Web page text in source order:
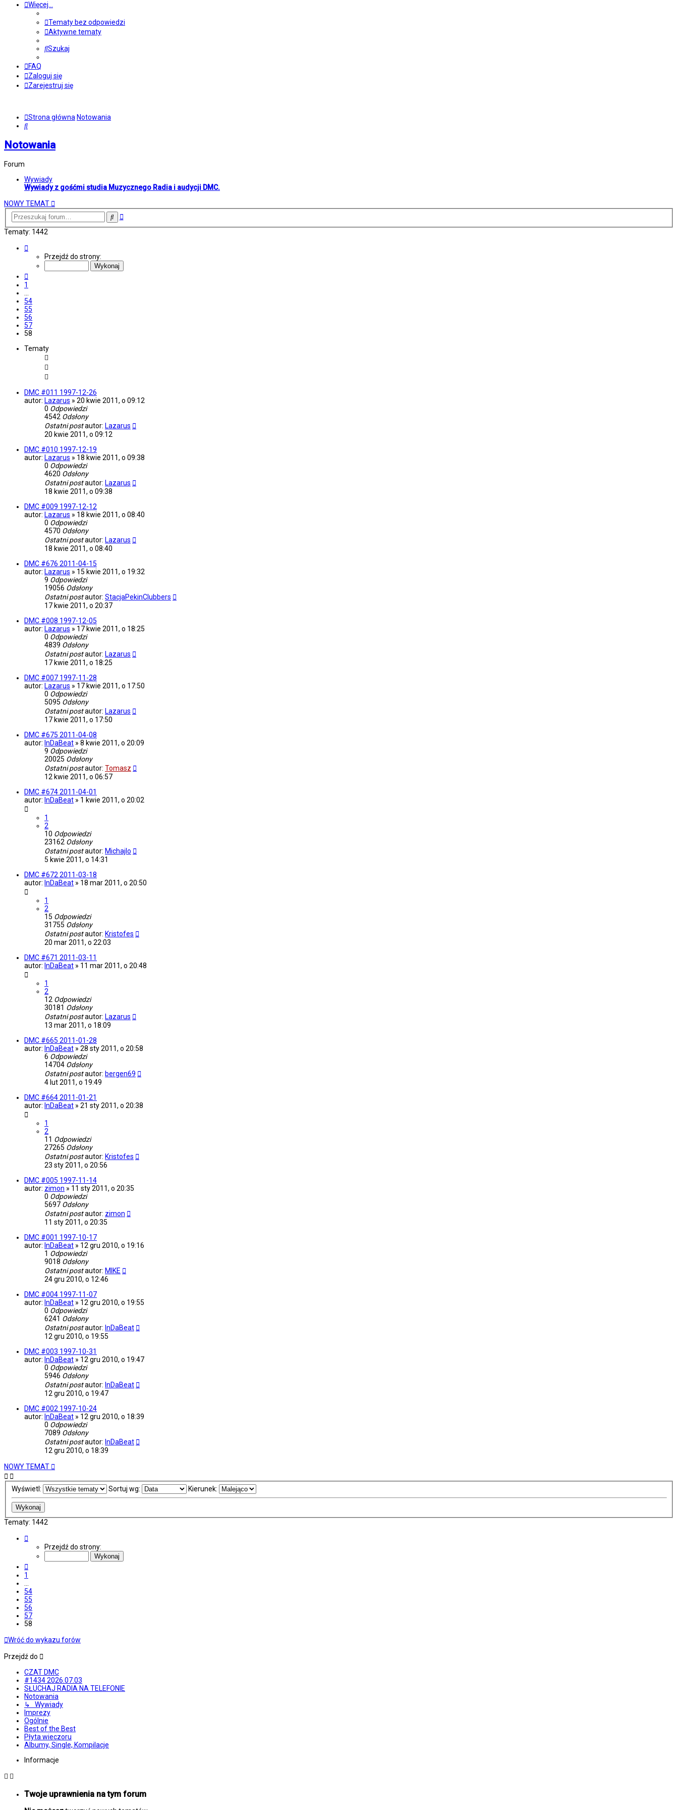
Więcej…
Tematy bez odpowiedzi
Aktywne tematy
Szukaj
FAQ
Zaloguj się
Zarejestruj się
Strona główna Notowania
Szukaj
Notowania
Forum
Wywiady
Wywiady z gośćmi studia Muzycznego Radia i audycji DMC.
NOWY TEMAT
SzukajWyszukiwanie
Tematy: 1442
Przejdź do strony:
1
…
54
55
56
57
58
Tematy
DMC #011 1997-12-26
autor: Lazarus » 20 kwie 2011, o 09:12
0 Odpowiedzi
4542 Odsłony
Ostatni postautor: Lazarus
20 kwie 2011, o 09:12
DMC #010 1997-12-19
autor: Lazarus » 18 kwie 2011, o 09:38
0 Odpowiedzi
4620 Odsłony
Ostatni postautor: Lazarus
18 kwie 2011, o 09:38
DMC #009 1997-12-12
autor: Lazarus » 18 kwie 2011, o 08:40
0 Odpowiedzi
4570 Odsłony
Ostatni postautor: Lazarus
18 kwie 2011, o 08:40
DMC #676 2011-04-15
autor: Lazarus » 15 kwie 2011, o 19:32
9 Odpowiedzi
19056 Odsłony
Ostatni postautor: StacjaPekinClubbers
17 kwie 2011, o 20:37
DMC #008 1997-12-05
autor: Lazarus » 17 kwie 2011, o 18:25
0 Odpowiedzi
4839 Odsłony
Ostatni postautor: Lazarus
17 kwie 2011, o 18:25
DMC #007 1997-11-28
autor: Lazarus » 17 kwie 2011, o 17:50
0 Odpowiedzi
5095 Odsłony
Ostatni postautor: Lazarus
17 kwie 2011, o 17:50
DMC #675 2011-04-08
autor: InDaBeat » 8 kwie 2011, o 20:09
9 Odpowiedzi
20025 Odsłony
Ostatni postautor: Tomasz
12 kwie 2011, o 06:57
DMC #674 2011-04-01
autor: InDaBeat » 1 kwie 2011, o 20:02
1
2
10 Odpowiedzi
23162 Odsłony
Ostatni postautor: Michajlo
5 kwie 2011, o 14:31
DMC #672 2011-03-18
autor: InDaBeat » 18 mar 2011, o 20:50
1
2
15 Odpowiedzi
31755 Odsłony
Ostatni postautor: Kristofes
20 mar 2011, o 22:03
DMC #671 2011-03-11
autor: InDaBeat » 11 mar 2011, o 20:48
1
2
12 Odpowiedzi
30181 Odsłony
Ostatni postautor: Lazarus
13 mar 2011, o 18:09
DMC #665 2011-01-28
autor: InDaBeat » 28 sty 2011, o 20:58
6 Odpowiedzi
14704 Odsłony
Ostatni postautor: bergen69
4 lut 2011, o 19:49
DMC #664 2011-01-21
autor: InDaBeat » 21 sty 2011, o 20:38
1
2
11 Odpowiedzi
27265 Odsłony
Ostatni postautor: Kristofes
23 sty 2011, o 20:56
DMC #005 1997-11-14
autor: zimon » 11 sty 2011, o 20:35
0 Odpowiedzi
5697 Odsłony
Ostatni postautor: zimon
11 sty 2011, o 20:35
DMC #001 1997-10-17
autor: InDaBeat » 12 gru 2010, o 19:16
1 Odpowiedzi
9018 Odsłony
Ostatni postautor: MIKE
24 gru 2010, o 12:46
DMC #004 1997-11-07
autor: InDaBeat » 12 gru 2010, o 19:55
0 Odpowiedzi
6241 Odsłony
Ostatni postautor: InDaBeat
12 gru 2010, o 19:55
DMC #003 1997-10-31
autor: InDaBeat » 12 gru 2010, o 19:47
0 Odpowiedzi
5946 Odsłony
Ostatni postautor: InDaBeat
12 gru 2010, o 19:47
DMC #002 1997-10-24
autor: InDaBeat » 12 gru 2010, o 18:39
0 Odpowiedzi
7089 Odsłony
Ostatni postautor: InDaBeat
12 gru 2010, o 18:39
NOWY TEMAT
Wyświetl: Sortuj wg: Kierunek:
Tematy: 1442
Przejdź do strony:
1
54
55
56
57
58
Wróć do wykazu forów
Przejdź do
CZAT DMC
#1434 2026.07.03
SŁUCHAJ RADIA NA TELEFONIE
Notowania
↳ Wywiady
Imprezy
Ogólnie
Best of the Best
Płyta wieczoru
Albumy, Single, Kompilacje
Informacje
Twoje uprawnienia na tym forum